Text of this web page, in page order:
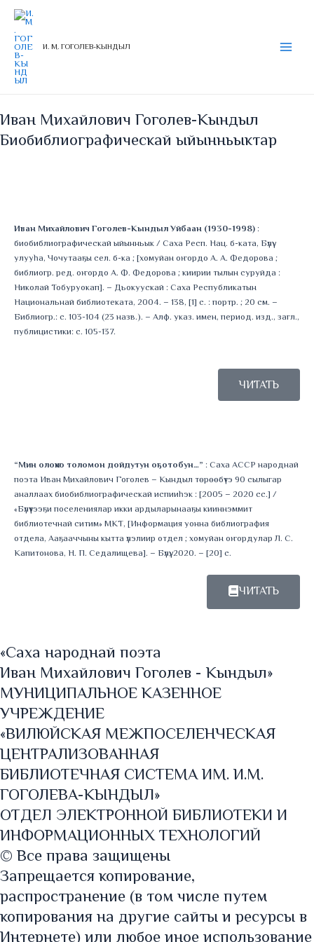
содержимому
И. М. ГОГОЛЕВ-КЫНДЫЛ
Иван Михайлович Гоголев-Кындыл
Биобиблиографическай ыйынньыктар
Иван Михайлович Гоголев-Кындыл Уйбаан (1930-1998) :
биобиблиографическай ыйынньык / Саха Респ. Нац. б-ката, Бүлүү
улууһа, Чочутааҕы сел. б-ка ; [хомуйан оҥордо А. А. Федорова ;
библиогр. ред. оҥордо А. Ф. Федорова ; киирии тылын суруйда :
Николай Тобуруокап]. – Дьокуускай : Саха Республикатын
Национальнай библиотеката, 2004. – 138, [1] с. : портр. ; 20 см. –
Библиогр.: с. 103-104 (23 назв.). – Алф. указ. имен, период. изд., загл.,
публицистики: с. 105-137.
ЧИТАТЬ
“Мин олоҥхо толомон дойдутун оҕотобун…” : Саха АССР народнай
поэта Иван Михайлович Гоголев – Кындыл төрөөбүтэ 90 сылыгар
аналлаах биобиблиографическай испииһэк : [2005 – 2020 сс.] /
«Бүлүүтээҕи поселениялар икки ардыларынааҕы кииннэммит
библиотечнай ситим» МКТ, [Информация уонна библиография
отдела, Ааҕааччыны кытта үлэлиир отдел ; хомуйан оҥордулар Л. С.
Капитонова, Н. П. Седалищева]. – Бүлүү, 2020. – [20] с.
ЧИТАТЬ
«Саха народнай поэта
Иван Михайлович Гоголев - Кындыл»
МУНИЦИПАЛЬНОЕ КАЗЕННОЕ
УЧРЕЖДЕНИЕ
«ВИЛЮЙСКАЯ МЕЖПОСЕЛЕНЧЕСКАЯ
ЦЕНТРАЛИЗОВАННАЯ
БИБЛИОТЕЧНАЯ СИСТЕМА ИМ. И.М.
ГОГОЛЕВА-КЫНДЫЛ»
ОТДЕЛ ЭЛЕКТРОННОЙ БИБЛИОТЕКИ И
ИНФОРМАЦИОННЫХ ТЕХНОЛОГИЙ
© Все права защищены
Запрещается копирование,
распространение (в том числе путем
копирования на другие сайты и ресурсы в
Интернете) или любое иное использование